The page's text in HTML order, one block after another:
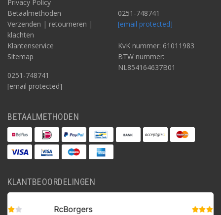
Privacy Policy
Betaalmethoden
Verzenden | retourneren |
klachten
Klantenservice
Sitemap
0251-748741
[email protected]
0251-748741
[email protected]
KvK nummer: 61011983
BTW nummer:
NL854164637B01
BETAALMETHODEN
KLANTBEOORDELINGEN